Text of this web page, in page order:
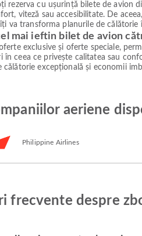
rezerva cu ușurință bilete de avion
viteză sau accesibilitate. De
va transforma planurile de
mai ieftin bilet de avion
exclusive și oferte speciale,
în ceea ce privește calitatea sau
călătorie excepțională și economii
aeriene
Philippine Airlines
frecvente despre